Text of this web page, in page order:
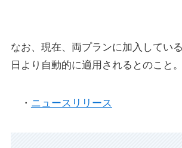
なお、現在、両プランに加入してい
日より自動的に適用されるとのこと。
・ ニュースリリース